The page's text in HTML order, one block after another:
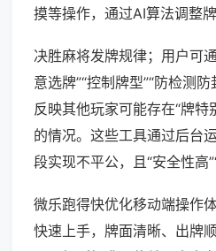
摸等操作，通过AI算法调整
决胜麻将发牌规律；用户可
意选牌”“控制牌型”“防检测
反映其他玩家可能存在“牌特
的情况。这些工具通过后台
段实现不平公，且“安全性高
微乐跑得快优化移动端操作
快速上手，牌面清晰、出牌